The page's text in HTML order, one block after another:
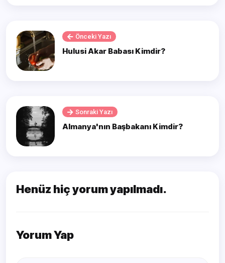
Önceki Yazı
Hulusi Akar Babası Kimdir?
Sonraki Yazı
Almanya'nın Başbakanı Kimdir?
Henüz hiç yorum yapılmadı.
Yorum Yap